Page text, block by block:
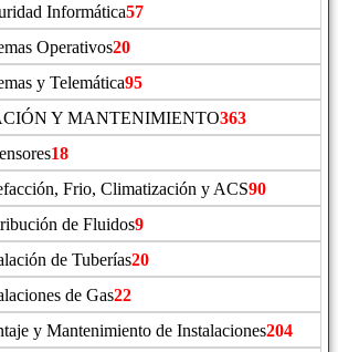
Informática57
Operativos20
y Telemática95
Y MANTENIMIENTO363
18
Frio, Climatización y ACS90
de Fluidos9
de Tuberías20
de Gas22
y Mantenimiento de Instalaciones204